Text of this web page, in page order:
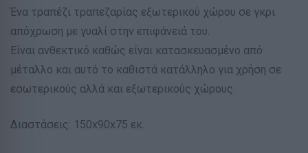
Ένα τραπέζι τραπεζαρίας εξωτερικού χώρου σε γκρι
απόχρωση με γυαλί στην επιφάνειά του.
Είναι ανθεκτικό καθώς είναι κατασκευασμένο από
μέταλλο και αυτό το καθιστά κατάλληλο για χρήση σε
εσωτερικούς αλλά και εξωτερικούς χώρους.
Διαστάσεις: 150x90x75 εκ.